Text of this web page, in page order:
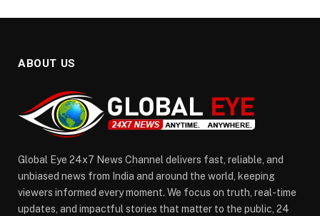
ABOUT US
Global Eye 24x7 News Channel delivers fast, reliable, and
unbiased news from India and around the world, keeping
viewers informed every moment. We focus on truth, real-time
updates, and impactful stories that matter to the public, 24